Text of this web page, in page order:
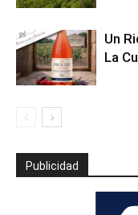
Un
La
Publicidad